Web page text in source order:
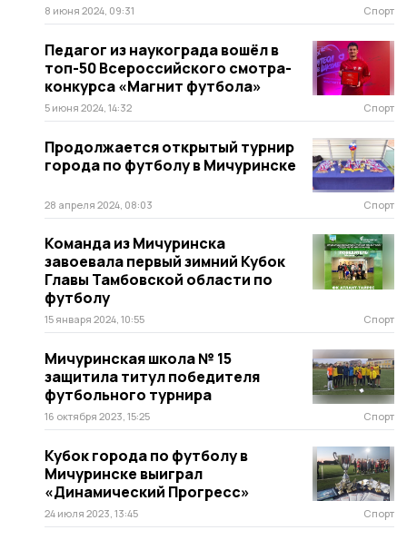
8 июня 2024, 09:31 Спорт
Педагог из наукограда вошёл в
топ-50 Всероссийского смотра-
конкурса «Магнит футбола»
5 июня 2024, 14:32 Спорт
Продолжается открытый турнир
города по футболу в Мичуринске
28 апреля 2024, 08:03 Спорт
Команда из Мичуринска
завоевала первый зимний Кубок
Главы Тамбовской области по
футболу
15 января 2024, 10:55 Спорт
Мичуринская школа № 15
защитила титул победителя
футбольного турнира
16 октября 2023, 15:25 Спорт
Кубок города по футболу в
Мичуринске выиграл
«Динамический Прогресс»
24 июля 2023, 13:45 Спорт